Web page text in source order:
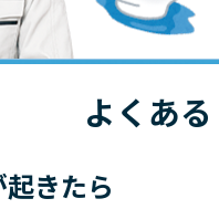
よくあ
きたら